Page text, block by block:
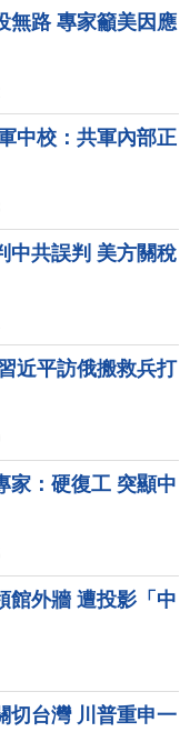
無路 專家籲美因應
中校：共軍內部正
中共誤判 美方關稅
近平訪俄搬救兵打
家：硬復工 突顯中
館外牆 遭投影「中
切台灣 川普重申一